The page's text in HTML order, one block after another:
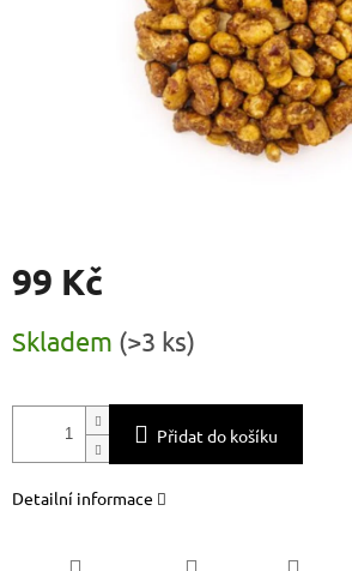
99 Kč
cena:
Skladem (>3 ks)
Přidat do košíku
Detailní informace